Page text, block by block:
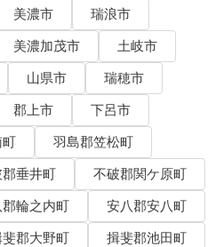
美濃市
瑞浪市
美濃加茂市
土岐市
山県市
瑞穂市
郡上市
下呂市
羽島郡笠松町
垂井町
不破郡関ケ原町
輪之内町
安八郡安八町
郡大野町
揖斐郡池田町